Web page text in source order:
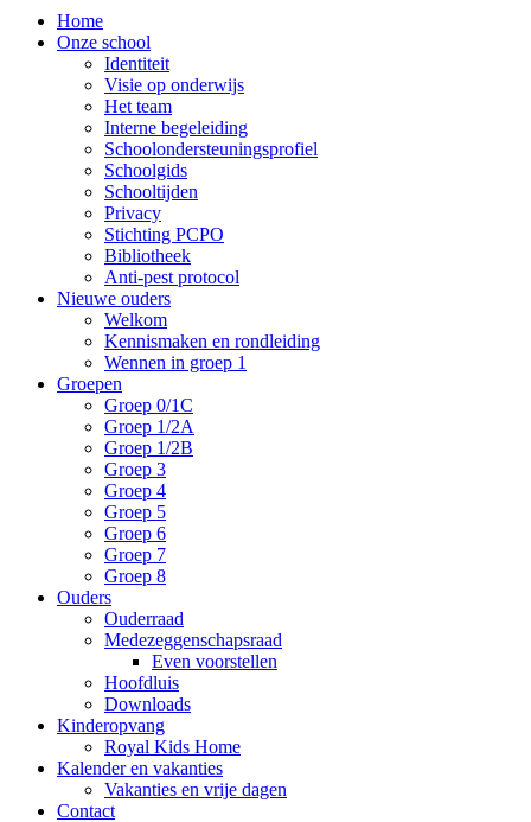
Home
Onze school
Identiteit
Visie op onderwijs
Het team
Interne begeleiding
Schoolondersteuningsprofiel
Schoolgids
Schooltijden
Privacy
Stichting PCPO
Bibliotheek
Anti-pest protocol
Nieuwe ouders
Welkom
Kennismaken en rondleiding
Wennen in groep 1
Groepen
Groep 0/1C
Groep 1/2A
Groep 1/2B
Groep 3
Groep 4
Groep 5
Groep 6
Groep 7
Groep 8
Ouders
Ouderraad
Medezeggenschapsraad
Even voorstellen
Hoofdluis
Downloads
Kinderopvang
Royal Kids Home
Kalender en vakanties
Vakanties en vrije dagen
Contact